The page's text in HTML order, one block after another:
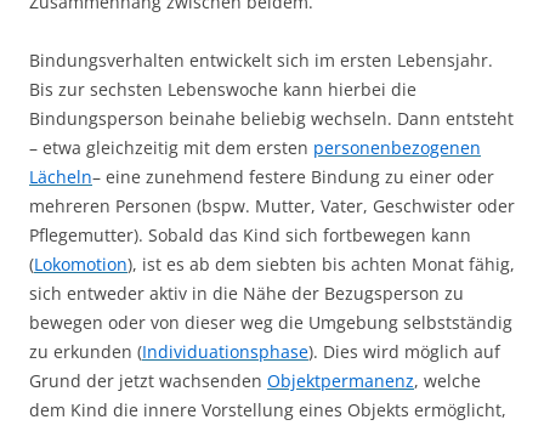
Bindungsverhalten entwickelt sich im ersten Lebensjahr.
Bis zur sechsten Lebenswoche kann hierbei die
Bindungsperson beinahe beliebig wechseln. Dann entsteht
– etwa gleichzeitig mit dem ersten personenbezogenen
Lächeln– eine zunehmend festere Bindung zu einer oder
mehreren Personen (bspw. Mutter, Vater, Geschwister oder
Pflegemutter). Sobald das Kind sich fortbewegen kann
(Lokomotion), ist es ab dem siebten bis achten Monat fähig,
sich entweder aktiv in die Nähe der Bezugsperson zu
bewegen oder von dieser weg die Umgebung selbstständig
zu erkunden (Individuationsphase). Dies wird möglich auf
Grund der jetzt wachsenden Objektpermanenz, welche
dem Kind die innere Vorstellung eines Objekts ermöglicht,